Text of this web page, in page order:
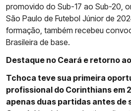
promovido do Sub-17 ao Sub-20,
São Paulo de Futebol Júnior de
formação, também recebeu
Brasileira de base.
Destaque no Ceará e retorno
Tchoca teve sua primeira
profissional do Corinthians em
apenas duas partidas antes de